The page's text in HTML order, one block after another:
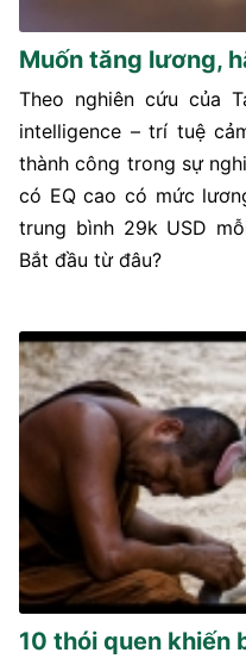
Muốn tăng lương,
Theo nghiên cứu của
intelligence – trí tuệ
thành công trong sự
có EQ cao có mức
trung bình 29k USD
Bắt đầu từ đâu?
10 thói quen khiến